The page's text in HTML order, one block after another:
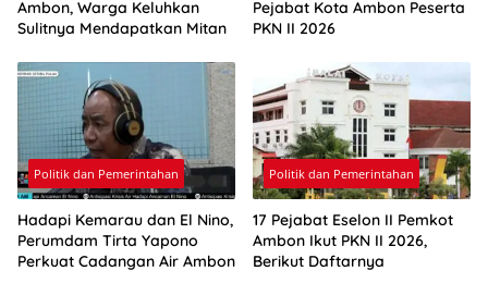
Ambon, Warga Keluhkan
Sulitnya Mendapatkan Mitan
Pejabat Kota Ambon Peserta
PKN II 2026
Politik dan Pemerintahan
Hadapi Kemarau dan El Nino,
Perumdam Tirta Yapono
Perkuat Cadangan Air Ambon
Politik dan Pemerintahan
17 Pejabat Eselon II Pemkot
Ambon Ikut PKN II 2026,
Berikut Daftarnya